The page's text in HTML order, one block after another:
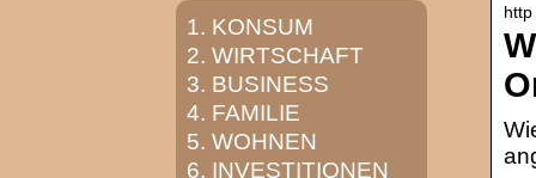
KONSUM
WIRTSCHAFT
BUSINESS
FAMILIE
WOHNEN
INVESTITIONEN